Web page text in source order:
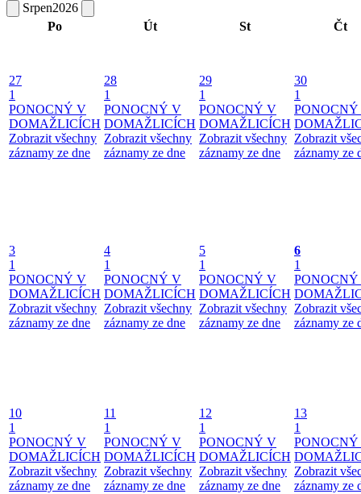
Srpen2026
Po
Út St Čt
27
1
PONOCNÝ V
DOMAŽLICÍCH
Zobrazit všechny
záznamy ze dne
28
1
PONOCNÝ V
DOMAŽLICÍCH
Zobrazit všechny
záznamy ze dne
29
1
PONOCNÝ V
DOMAŽLICÍCH
Zobrazit všechny
záznamy ze dne
30
1
Zobrazit
záznamy ze
3
1
PONOCNÝ V
DOMAŽLICÍCH
Zobrazit všechny
záznamy ze dne
4
1
PONOCNÝ V
DOMAŽLICÍCH
Zobrazit všechny
záznamy ze dne
5
1
PONOCNÝ V
DOMAŽLICÍCH
Zobrazit všechny
záznamy ze dne
6
1
Zobrazit
záznamy ze
10
1
PONOCNÝ V
DOMAŽLICÍCH
Zobrazit všechny
záznamy ze dne
11
1
PONOCNÝ V
DOMAŽLICÍCH
Zobrazit všechny
záznamy ze dne
12
1
PONOCNÝ V
DOMAŽLICÍCH
Zobrazit všechny
záznamy ze dne
13
1
Zobrazit
záznamy ze